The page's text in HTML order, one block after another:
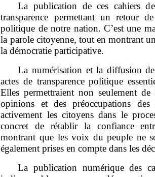
La publication de ces cahiers
transparence permettant un retour
politique de notre nation. C’est une
la parole citoyenne, tout en montrant
la démocratie participative.
La numérisation et la diffusion
actes de transparence politique
Elles permettraient non seulement
opinions et des préoccupations
activement les citoyens dans le
concret de rétablir la confiance
montrant que les voix du peuple ne
également prises en compte dans les
La publication numérique des